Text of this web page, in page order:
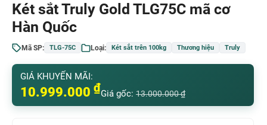
Két sắt Truly Gold TLG75C mã cơ
Hàn Quốc
Mã SP: TLG-75C Loại: Két sắt trên 100kg Thương hiệu Truly
GIÁ KHUYẾN MÃI:
10.999.000 ₫Giá gốc: 13.000.000₫